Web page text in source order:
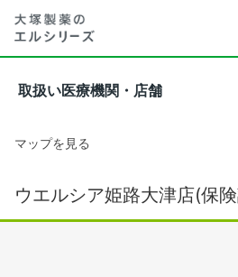
取扱い医療機関・店舗
マップを見る
ウエルシア姫路大津店(保